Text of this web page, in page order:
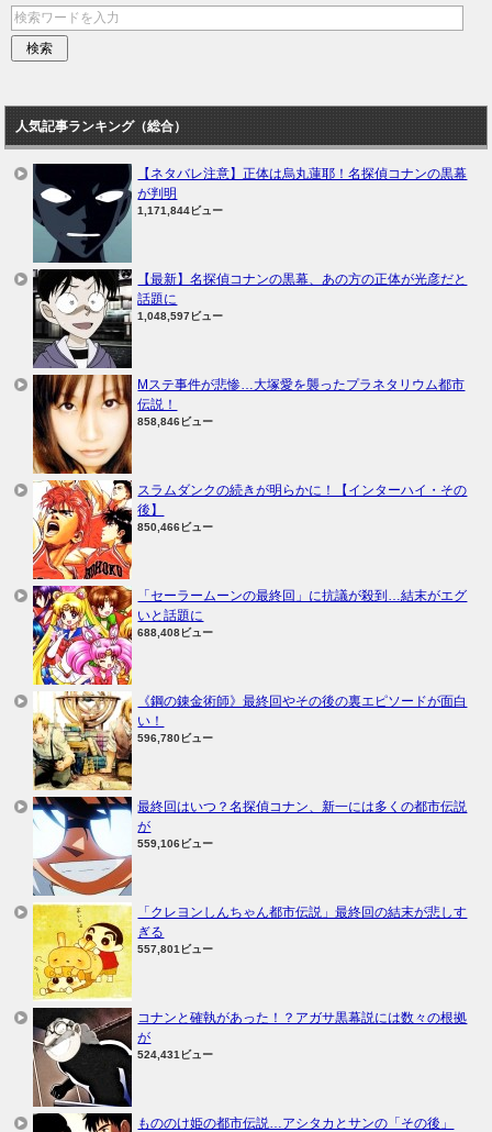
人気記事ランキング（総合）
【ネタバレ注意】正体は烏丸蓮耶！名探偵コナンの黒幕
が判明
1,171,844ビュー
【最新】名探偵コナンの黒幕、あの方の正体が光彦だと
話題に
1,048,597ビュー
Mステ事件が悲惨…大塚愛を襲ったプラネタリウム都市
伝説！
858,846ビュー
スラムダンクの続きが明らかに！【インターハイ・その
後】
850,466ビュー
「セーラームーンの最終回」に抗議が殺到…結末がエグ
いと話題に
688,408ビュー
《鋼の錬金術師》最終回やその後の裏エピソードが面白
い！
596,780ビュー
最終回はいつ？名探偵コナン、新一には多くの都市伝説
が
559,106ビュー
「クレヨンしんちゃん都市伝説」最終回の結末が悲しす
ぎる
557,801ビュー
コナンと確執があった！？アガサ黒幕説には数々の根拠
が
524,431ビュー
もののけ姫の都市伝説…アシタカとサンの「その後」